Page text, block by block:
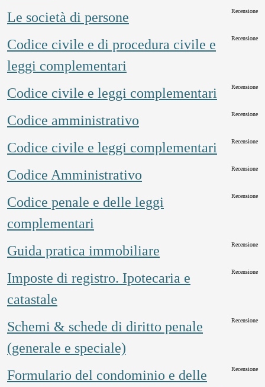
Le società di persone Recensione
Codice civile e di procedura civile e
leggi complementari
Recensione
Codice civile e leggi complementari Recensione
Codice amministrativo Recensione
Codice civile e leggi complementari Recensione
Codice Amministrativo Recensione
Codice penale e delle leggi
complementari
Recensione
Guida pratica immobiliare Recensione
Imposte di registro. Ipotecaria e
catastale
Recensione
Schemi & schede di diritto penale
(generale e speciale)
Recensione
Formulario del condominio e delle
Recensione